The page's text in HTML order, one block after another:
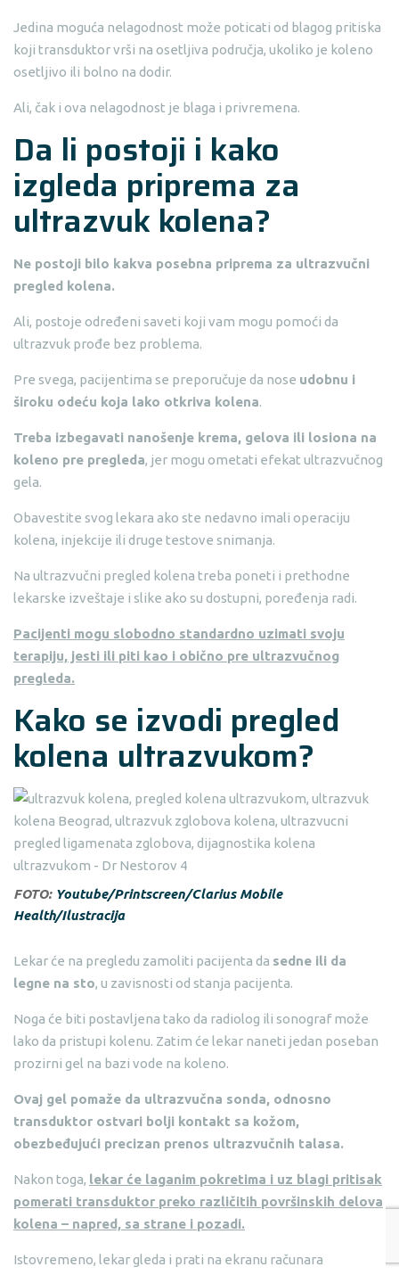
Jedina moguća nelagodnost može poticati od blagog pritiska
koji transduktor vrši na osetljiva područja, ukoliko je koleno
osetljivo ili bolno na dodir.
Ali, čak i ova nelagodnost je blaga i privremena.
Da li postoji i kako
izgleda priprema za
ultrazvuk kolena?
Ne postoji bilo kakva posebna priprema za ultrazvučni
pregled kolena.
Ali, postoje određeni saveti koji vam mogu pomoći da
ultrazvuk prođe bez problema.
Pre svega, pacijentima se preporučuje da nose udobnu i
široku odeću koja lako otkriva kolena.
Treba izbegavati nanošenje krema, gelova ili losiona na
koleno pre pregleda, jer mogu ometati efekat ultrazvučnog
gela.
Obavestite svog lekara ako ste nedavno imali operaciju
kolena, injekcije ili druge testove snimanja.
Na ultrazvučni pregled kolena treba poneti i prethodne
lekarske izveštaje i slike ako su dostupni, poređenja radi.
Pacijenti mogu slobodno standardno uzimati svoju
terapiju, jesti ili piti kao i obično pre ultrazvučnog
pregleda.
Kako se izvodi pregled
kolena ultrazvukom?
FOTO: Youtube/Printscreen/Clarius Mobile
Health/Ilustracija
Lekar će na pregledu zamoliti pacijenta da sedne ili da
legne na sto, u zavisnosti od stanja pacijenta.
Noga će biti postavljena tako da radiolog ili sonograf može
lako da pristupi kolenu. Zatim će lekar naneti jedan poseban
prozirni gel na bazi vode na koleno.
Ovaj gel pomaže da ultrazvučna sonda, odnosno
transduktor ostvari bolji kontakt sa kožom,
obezbeđujući precizan prenos ultrazvučnih talasa.
Nakon toga, lekar će laganim pokretima i uz blagi pritisak
pomerati transduktor preko različitih površinskih delova
kolena – napred, sa strane i pozadi.
Istovremeno, lekar gleda i prati na ekranu računara